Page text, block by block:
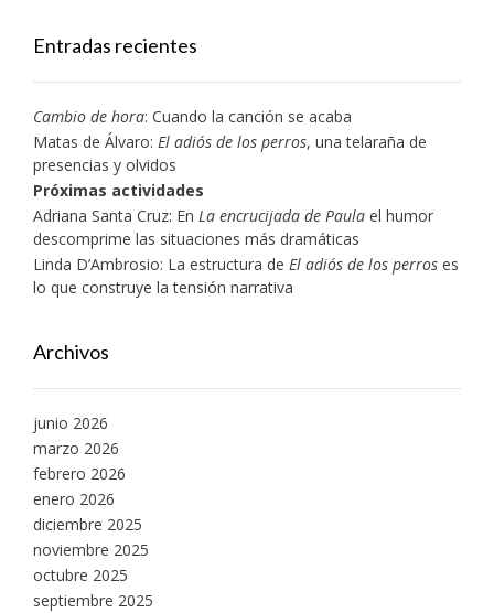
Entradas recientes
Cambio de hora: Cuando la canción se acaba
Matas de Álvaro: El adiós de los perros, una telaraña de
presencias y olvidos
Próximas actividades
Adriana Santa Cruz: En La encrucijada de Paula el humor
descomprime las situaciones más dramáticas
Linda D’Ambrosio: La estructura de El adiós de los perros es
lo que construye la tensión narrativa
Archivos
junio 2026
marzo 2026
febrero 2026
enero 2026
diciembre 2025
noviembre 2025
octubre 2025
septiembre 2025